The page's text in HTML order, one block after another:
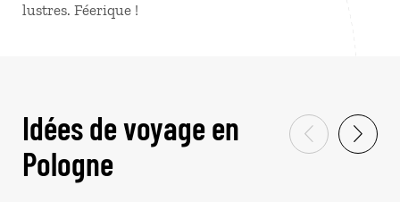
lustres. Féerique !
Idées de voyage en
Pologne